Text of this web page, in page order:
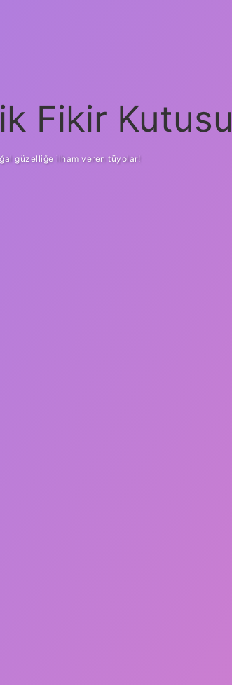
Fikir Kutusu
güzelliğe ilham veren tüyolar!